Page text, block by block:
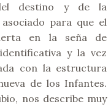
destino y de la
para que el
en la seña de
y la vez
con la estructura
de los Infantes.
nos describe muy